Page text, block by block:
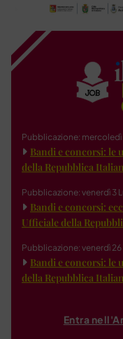
Pubblicazione:
Bandi e concorsi: le
della Repubblica
Pubblicazione: venerdì 3
Bandi e concorsi:
Ufficiale della
Pubblicazione: venerdì
Bandi e concorsi: le
della Repubblica
Entra